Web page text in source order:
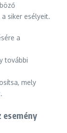
siker esélyeit.
a
további
mely